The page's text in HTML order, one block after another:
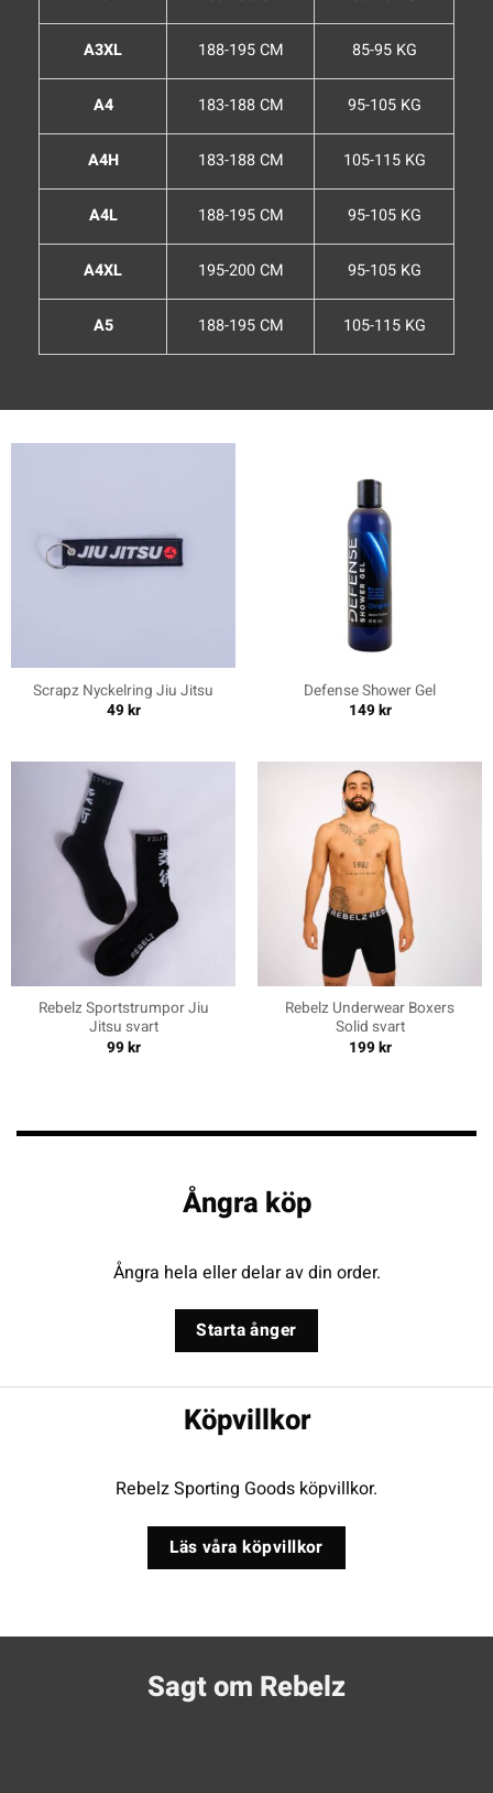
A3XL 188-195 CM 85-95 KG
A4 183-188 CM 95-105 KG
A4H 183-188 CM 105-115 KG
A4L 188-195 CM 95-105 KG
A4XL 195-200 CM 95-105 KG
A5 188-195 CM 105-115 KG
Scrapz Nyckelring Jiu Jitsu
49kr
Defense Shower Gel
149kr
Rebelz Sportstrumpor Jiu
Jitsu svart
99kr
Rebelz Underwear Boxers
Solid svart
199kr
Ångra köp
Ångra hela eller delar av din order.
Starta ånger
Köpvillkor
Rebelz Sporting Goods köpvillkor.
Läs våra köpvillkor
Sagt om Rebelz